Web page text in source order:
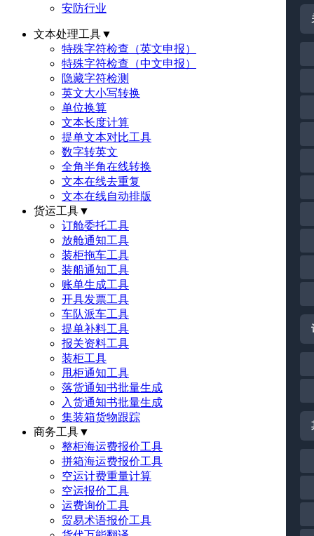
安防行业
文本处理工具▼
特殊字符检查（英文申报）
特殊字符检查（中文申报）
隐藏字符检测
英文大小写转换
单位换算
文本长度计算
提单文本对比工具
数字转英文
全角半角在线转换
文本在线去重复
文本在线自动排版
货运工具▼
订舱委托工具
放舱通知工具
装柜拖车工具
装船通知工具
账单生成工具
开具发票工具
车队派车工具
提单补料工具
报关资料工具
装柜工具
甩柜通知工具
落货通知书批量生成
入货通知书批量生成
集装箱货物跟踪
商务工具▼
整柜海运费报价工具
拼箱海运费报价工具
空运计费重量计算
空运报价工具
运费询价工具
贸易术语报价工具